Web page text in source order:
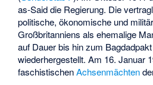
as-Said die Regierung. Die
politische, ökonomische und
Großbritanniens als ehemalige
auf Dauer bis hin zum Bagdadpakt
wiederhergestellt. Am 16. Januar
faschistischenAchsenmächten